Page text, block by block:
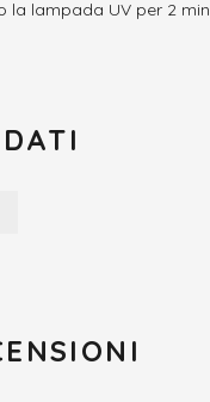
la lampada UV per 2
DATI